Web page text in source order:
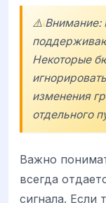
⚠️ Внимание:
Некоторые
изменения
отдельного
Важно
всегда
сигнала. Если